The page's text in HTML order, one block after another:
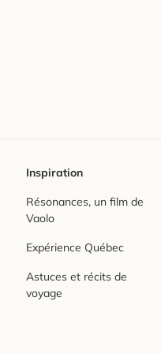
Inspiration
Résonances, un film de
Vaolo
Expérience Québec
Astuces et récits de
voyage